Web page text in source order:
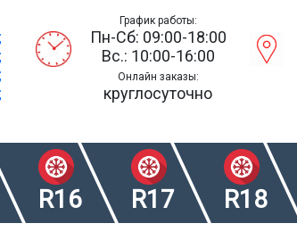
График работы:
Пн-Сб: 09:00-18:00
Вс.: 10:00-16:00
Онлайн заказы:
круглосуточно
R16 R17 R18